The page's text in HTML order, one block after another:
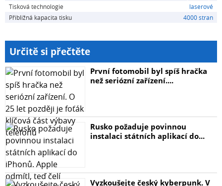
Tisková technologie
laserové
Přibližná kapacita tisku
4000 stran
Určitě si přečtěte
První fotomobil byl spíš hračka
než seriózní zařízení....
Rusko požaduje povinnou
instalaci státních aplikací do...
Vyzkoušejte český kyberpunk. V